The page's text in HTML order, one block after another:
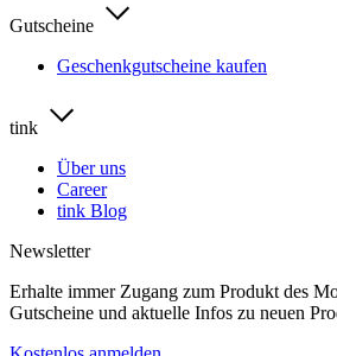
Gutscheine
Geschenkgutscheine kaufen
tink
Über uns
Career
tink Blog
Newsletter
Erhalte immer Zugang zum Produkt des
Gutscheine und aktuelle Infos zu neuen